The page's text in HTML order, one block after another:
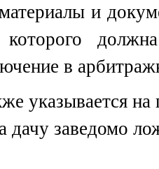
и
в
указывается
дачу заведомо